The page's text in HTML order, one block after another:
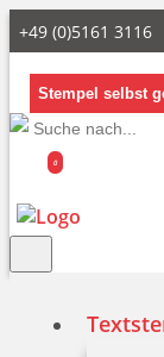
+49 (0)5161
Stempel selbst
0